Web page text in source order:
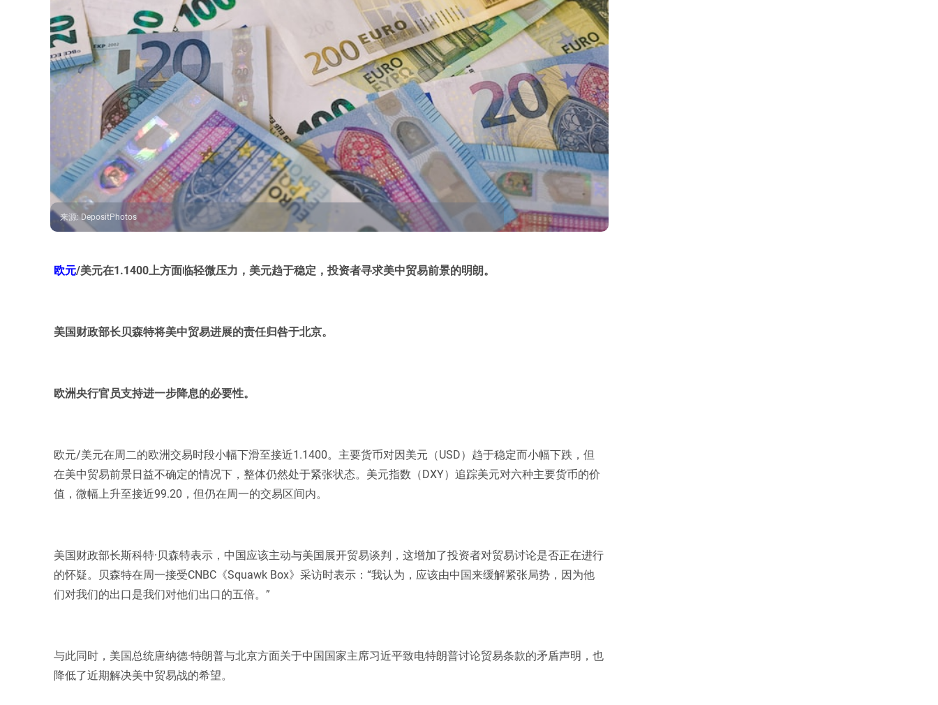
来源: DepositPhotos
欧元/美元在1.1400上方面临轻微压力，美元趋于稳定，投资者寻求美中贸易前景的明朗。
美国财政部长贝森特将美中贸易进展的责任归咎于北京。
欧洲央行官员支持进一步降息的必要性。
欧元/美元在周二的欧洲交易时段小幅下滑至接近1.1400。主要货币对因美元（USD）趋于稳定而小幅下跌，但
在美中贸易前景日益不确定的情况下，整体仍然处于紧张状态。美元指数（DXY）追踪美元对六种主要货币的价
值，微幅上升至接近99.20，但仍在周一的交易区间内。
美国财政部长斯科特·贝森特表示，中国应该主动与美国展开贸易谈判，这增加了投资者对贸易讨论是否正在进行
的怀疑。贝森特在周一接受CNBC《Squawk Box》采访时表示：“我认为，应该由中国来缓解紧张局势，因为他
们对我们的出口是我们对他们出口的五倍。”
与此同时，美国总统唐纳德·特朗普与北京方面关于中国国家主席习近平致电特朗普讨论贸易条款的矛盾声明，也
降低了近期解决美中贸易战的希望。